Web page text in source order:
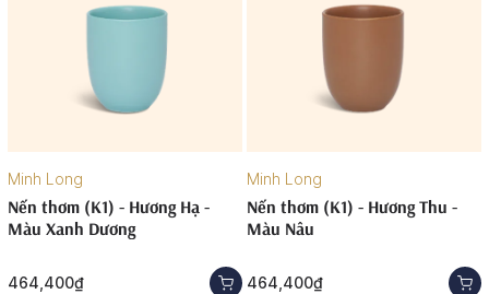
Minh Long
Nến thơm (K1) - Hương Hạ -
Màu Xanh Dương
464,400₫
Minh Long
Nến thơm (K1) - Hương Thu -
Màu Nâu
464,400₫